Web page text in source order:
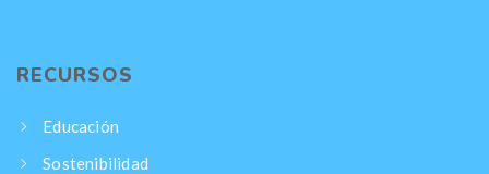
RECURSOS
Educación
Sostenibilidad